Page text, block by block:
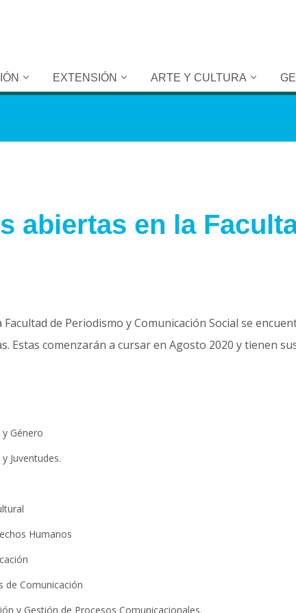
EXTENSIÓN ARTE Y CULTURA
abiertas en la
de Periodismo y Comunicación Social se
Estas comenzarán a cursar en Agosto 2020 y tienen
Género
Juventudes.
Humanos
de Comunicación
y Gestión de Procesos Comunicacionales.